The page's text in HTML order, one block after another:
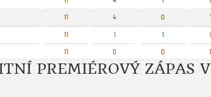
PREMIÉROVÝ ZÁPAS V